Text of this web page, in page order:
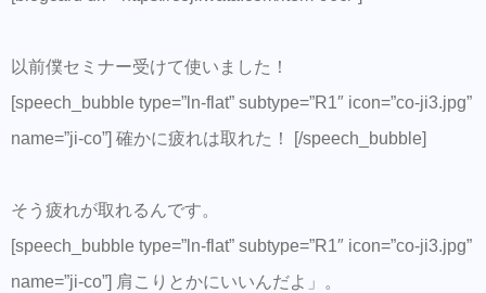
以前僕セミナー受けて使いました！
[speech_bubble type=”ln-flat” subtype=”R1″ icon=”co-ji3.jpg”
name=”ji-co”] 確かに疲れは取れた！ [/speech_bubble]
そう疲れが取れるんです。
[speech_bubble type=”ln-flat” subtype=”R1″ icon=”co-ji3.jpg”
name=”ji-co”] 肩こりとかにいいんだよ」。